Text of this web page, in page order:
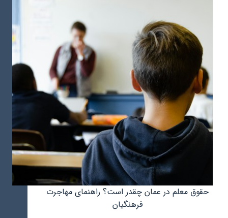
شرکت
حقوق معلم در عمان چقدر است؟ راهنمای مهاجرت
فرهنگیان